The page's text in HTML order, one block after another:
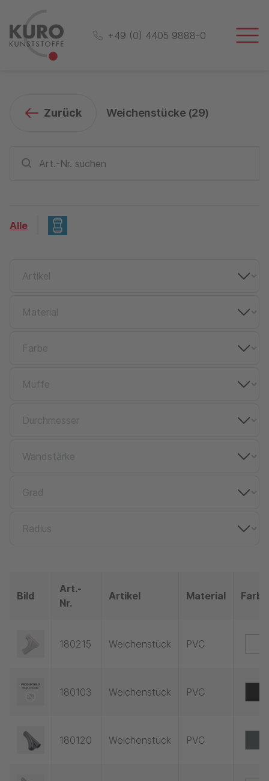
+49 (0) 4405 9888-0
Zurück Weichenstücke (29)
Alle
Bild
Art.-
Nr.
Artikel Material Farbe
180215 Weichenstück PVC
180103 Weichenstück PVC
180120 Weichenstück PVC